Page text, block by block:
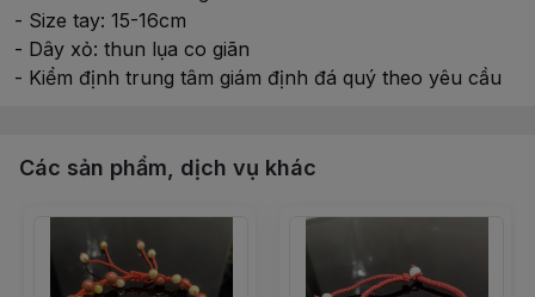
- Size tay: 15-16cm
- Dây xỏ: thun lụa co giãn
- Kiểm định trung tâm giám định đá quý theo yêu cầu
Các sản phẩm, dịch vụ khác